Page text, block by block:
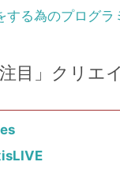
する為のプログラ
目」クリエ